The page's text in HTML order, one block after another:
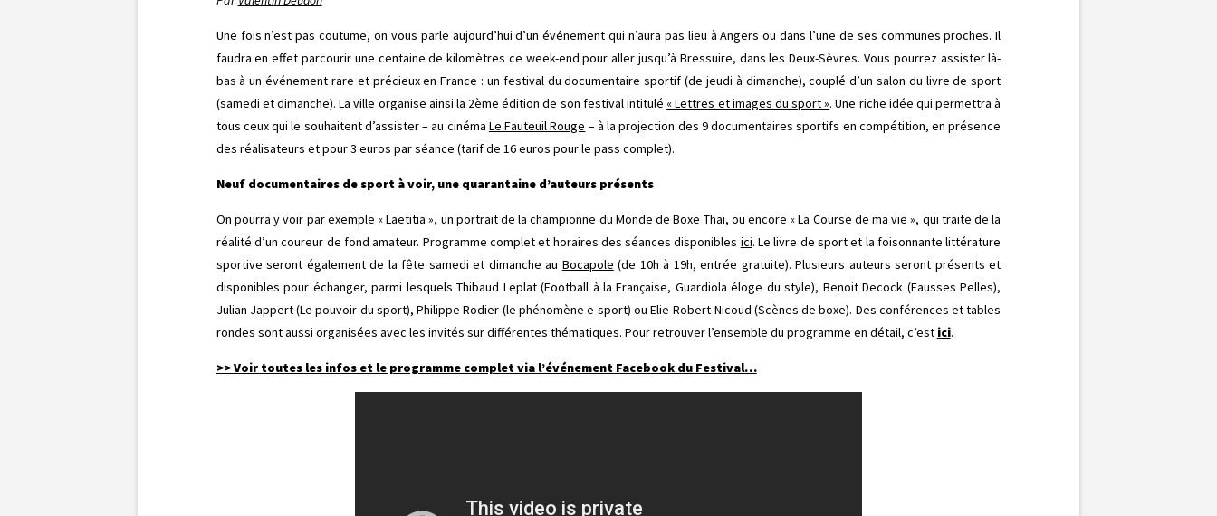
Une fois n’est pas coutume, on vous parle aujourd’hui d’un événement qui n’aura pas lieu à Angers ou dans l’une de ses communes proches. Il
faudra en effet parcourir une centaine de kilomètres ce week-end pour aller jusqu’à Bressuire, dans les Deux-Sèvres. Vous pourrez assister là-
bas à un événement rare et précieux en France : un festival du documentaire sportif (de jeudi à dimanche), couplé d’un salon du livre de sport
(samedi et dimanche). La ville organise ainsi la 2ème édition de son festival intitulé « Lettres et images du sport ». Une riche idée qui permettra à
tous ceux qui le souhaitent d’assister – au cinéma Le Fauteuil Rouge – à la projection des 9 documentaires sportifs en compétition, en présence
des réalisateurs et pour 3 euros par séance (tarif de 16 euros pour le pass complet).
Neuf documentaires de sport à voir, une quarantaine d’auteurs présents
On pourra y voir par exemple « Laetitia », un portrait de la championne du Monde de Boxe Thai, ou encore « La Course de ma vie », qui traite de la
réalité d’un coureur de fond amateur. Programme complet et horaires des séances disponibles ici. Le livre de sport et la foisonnante littérature
sportive seront également de la fête samedi et dimanche au Bocapole (de 10h à 19h, entrée gratuite). Plusieurs auteurs seront présents et
disponibles pour échanger, parmi lesquels Thibaud Leplat (Football à la Française, Guardiola éloge du style), Benoit Decock (Fausses Pelles),
Julian Jappert (Le pouvoir du sport), Philippe Rodier (le phénomène e-sport) ou Elie Robert-Nicoud (Scènes de boxe). Des conférences et tables
rondes sont aussi organisées avec les invités sur différentes thématiques. Pour retrouver l’ensemble du programme en détail, c’est ici.
>> Voir toutes les infos et le programme complet via l’événement Facebook du Festival…